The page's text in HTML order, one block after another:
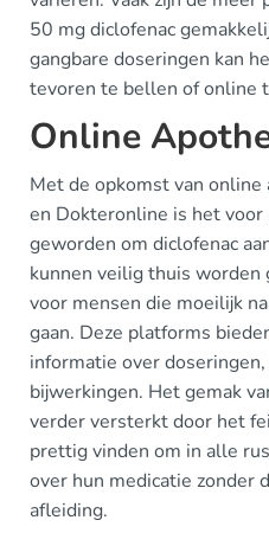
50 mg diclofenac
gangbare doseringen kan
tevoren te bellen of online
Online
Met de opkomst van
en Dokteronline is het
geworden om diclofenac
kunnen veilig thuis worden
voor mensen die moeilijk
gaan. Deze platforms
informatie over
bijwerkingen. Het gemak
verder versterkt door het
prettig vinden om in alle
over hun medicatie zonder
afleiding.